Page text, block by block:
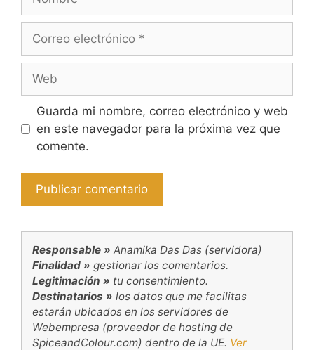
electrónico
Guarda mi nombre, correo electrónico y web
en este navegador para la próxima vez que
comente.
Responsable » Anamika Das Das (servidora)
Finalidad » gestionar los comentarios.
Legitimación » tu consentimiento.
Destinatarios » los datos que me facilitas
estarán ubicados en los servidores de
Webempresa (proveedor de hosting de
SpiceandColour.com) dentro de la UE. Ver